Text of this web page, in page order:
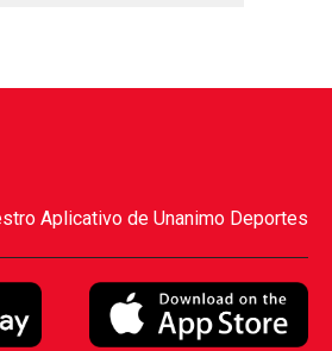
Aplicativo de Unanimo Deportes